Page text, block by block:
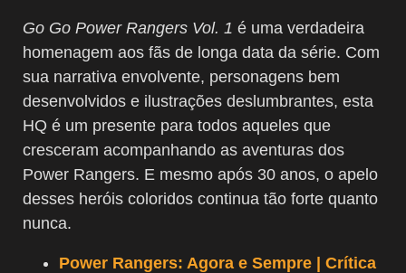
Go Go Power Rangers Vol. 1 é uma verdadeira
homenagem aos fãs de longa data da série. Com
sua narrativa envolvente, personagens bem
desenvolvidos e ilustrações deslumbrantes, esta
HQ é um presente para todos aqueles que
cresceram acompanhando as aventuras dos
Power Rangers. E mesmo após 30 anos, o apelo
desses heróis coloridos continua tão forte quanto
nunca.
Power Rangers: Agora e Sempre | Crítica